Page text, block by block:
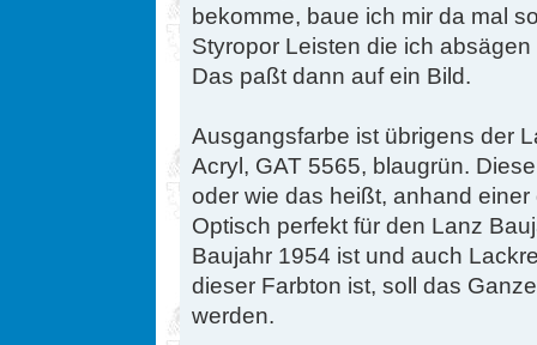
bekomme, baue ich mir da mal
Styropor Leisten die ich
Das paßt dann auf ein Bild.
Ausgangsfarbe ist übrigens der
Acryl, GAT 5565, blaugrün.
oder wie das heißt, anhand
Optisch perfekt für den Lanz
Baujahr 1954 ist und auch
dieser Farbton ist, soll das
werden.